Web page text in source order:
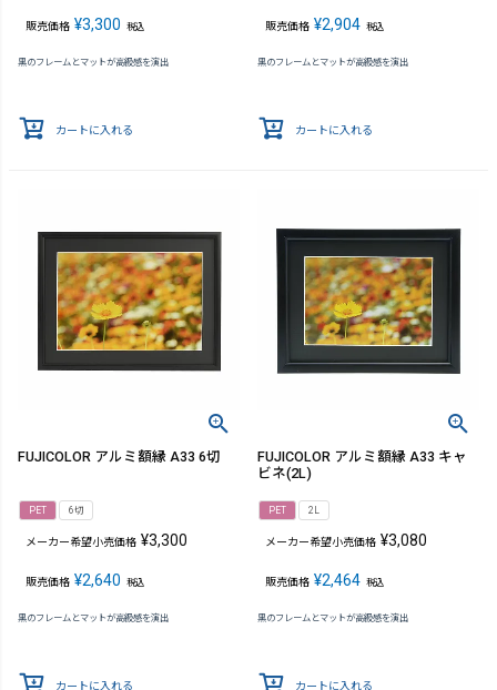
販売価格 ¥3,300 税込
黒のフレームとマットが高級感を演出
カートに入れる
販売価格 ¥2,904 税込
黒のフレームとマットが高級感を演出
カートに入れる
FUJICOLOR アルミ額縁 A33 6切
PET 6切
メーカー希望小売価格 ¥3,300
販売価格 ¥2,640 税込
黒のフレームとマットが高級感を演出
カートに入れる
FUJICOLOR アルミ額縁 A33 キャ
ビネ(2L)
PET 2L
メーカー希望小売価格 ¥3,080
販売価格 ¥2,464 税込
黒のフレームとマットが高級感を演出
カートに入れる